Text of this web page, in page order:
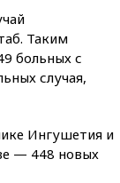
Таким
больных с
случая,
Ингушетия и
— 448 новых